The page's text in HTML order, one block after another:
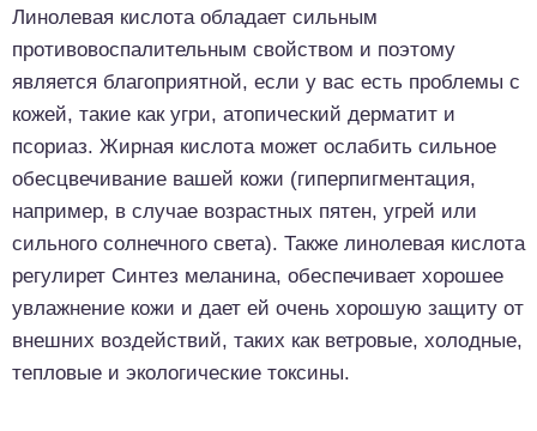
Линолевая кислота обладает сильным
противовоспалительным свойством и поэтому
является благоприятной, если у вас есть проблемы с
кожей, такие как угри, атопический дерматит и
псориаз. Жирная кислота может ослабить сильное
обесцвечивание вашей кожи (гиперпигментация,
например, в случае возрастных пятен, угрей или
сильного солнечного света). Также линолевая кислота
регулирет Синтез меланина, обеспечивает хорошее
увлажнение кожи и дает ей очень хорошую защиту от
внешних воздействий, таких как ветровые, холодные,
тепловые и экологические токсины.